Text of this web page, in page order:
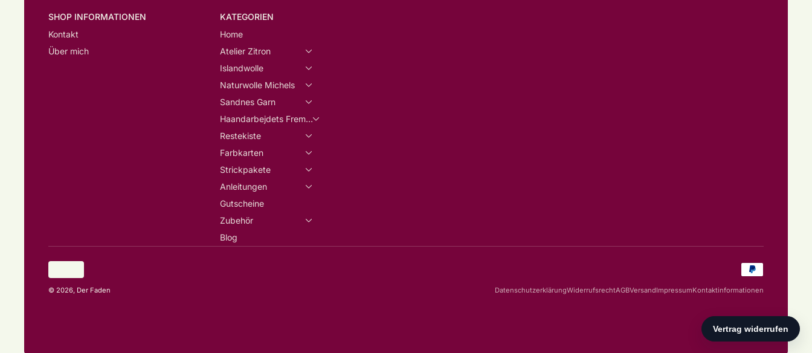
SHOP INFORMATIONEN
Kontakt
Über mich
KATEGORIEN
Home
Atelier Zitron
Islandwolle
Naturwolle Michels
Sandnes Garn
Haandarbejdets Fremme
Restekiste
Farbkarten
Strickpakete
Anleitungen
Gutscheine
Zubehör
Blog
Land/Region Zahlungsarten
© 2026, Der Faden DatenschutzerklärungWiderrufsrechtAGBVersandImpressumKontaktinformationen